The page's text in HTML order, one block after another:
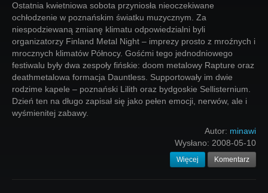
Ostatnia kwietniowa sobota przyniosła nieoczekiwane
ochłodzenie w poznańskim światku muzycznym. Za
niespodziewaną zmianę klimatu odpowiedzialni byli
organizatorzy Finland Metal Night – imprezy prosto z mroźnych i
mrocznych klimatów Północy. Gośćmi tego jednodniowego
festiwalu były dwa zespoły fińskie: doom metalowy Rapture oraz
deathmetalowa formacja Dauntless. Supportowały im dwie
rodzime kapele – poznański Lilith oraz bydgoskie Sellisternium.
Dzień ten na długo zapisał się jako pełen emocji, nerwów, ale i
wyśmienitej zabawy.
Autor: minawi
Wysłano: 2008-05-10
Więcej Komentarz